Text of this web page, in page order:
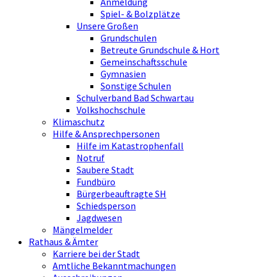
Spiel- & Bolzplätze
Unsere Großen
Grundschulen
Betreute Grundschule & Hort
Gemeinschaftsschule
Gymnasien
Sonstige Schulen
Schulverband Bad Schwartau
Volkshochschule
Klimaschutz
Hilfe & Ansprechpersonen
Hilfe im Katastrophenfall
Notruf
Saubere Stadt
Fundbüro
Bürgerbeauftragte SH
Schiedsperson
Jagdwesen
Mängelmelder
Rathaus & Ämter
Karriere bei der Stadt
Amtliche Bekanntmachungen